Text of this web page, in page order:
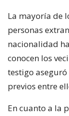
La mayoría de
personas
nacionalidad
conocen los
testigo
previos entre
En cuanto a la